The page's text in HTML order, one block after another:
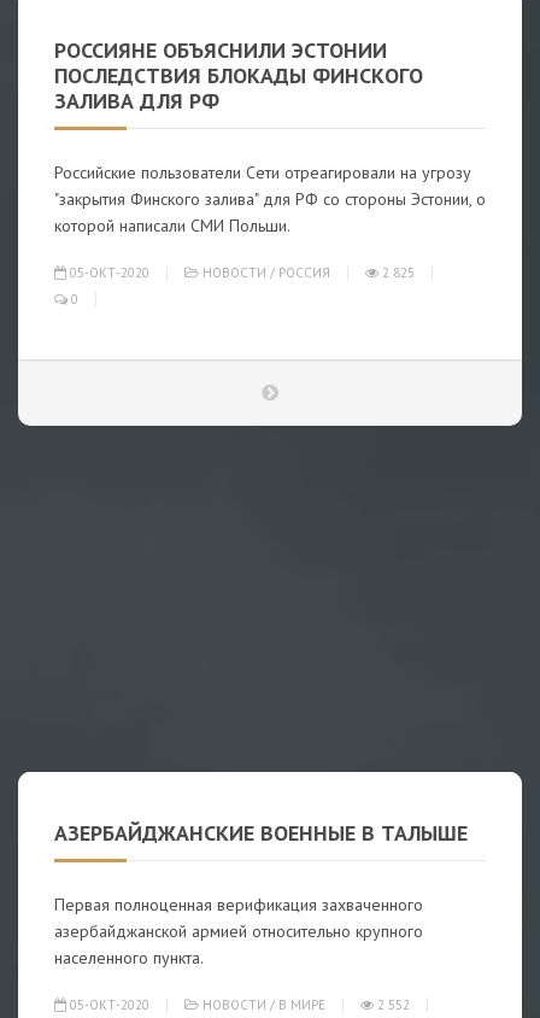
РОССИЯНЕ ОБЪЯСНИЛИ ЭСТОНИИ
ПОСЛЕДСТВИЯ БЛОКАДЫ ФИНСКОГО
ЗАЛИВА ДЛЯ РФ
Российские пользователи Сети отреагировали на угрозу
"закрытия Финского залива" для РФ со стороны Эстонии, о
которой написали СМИ Польши.
05-ОКТ-2020 НОВОСТИ / РОССИЯ
2 825
0
АЗЕРБАЙДЖАНСКИЕ ВОЕННЫЕ В ТАЛЫШЕ
Первая полноценная верификация захваченного
азербайджанской армией относительно крупного
населенного пункта.
05-ОКТ-2020 НОВОСТИ / В МИРЕ 2 552